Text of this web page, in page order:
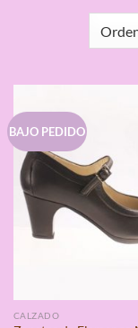
BAJO PEDIDO
CALZADO